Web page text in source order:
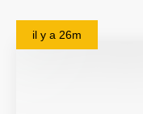
il y a 26m